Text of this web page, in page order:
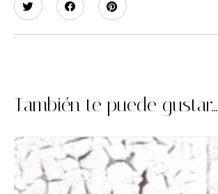
También te puede gustar...